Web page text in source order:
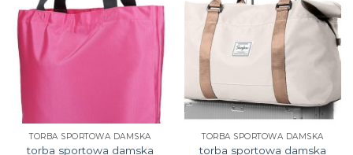
TORBA SPORTOWA DAMSKA
torba sportowa damska
TORBA SPORTOWA DAMSKA
torba sportowa damska